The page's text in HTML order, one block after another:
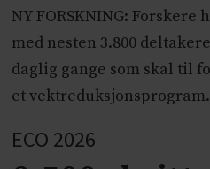
NY FORSKNING:
med nesten 3.800
daglig gange som skal til
et vektreduksjonsprogram.
ECO 2026